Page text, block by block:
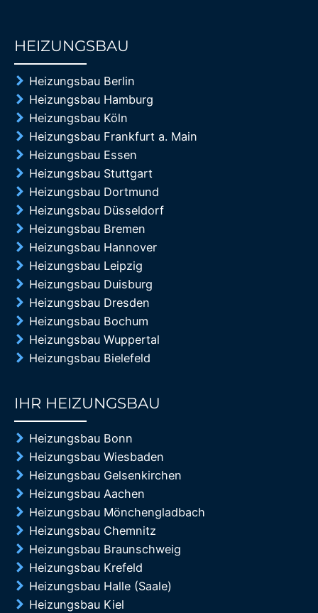
HEIZUNGSBAU
Heizungsbau Berlin
Heizungsbau Hamburg
Heizungsbau Köln
Heizungsbau Frankfurt a. Main
Heizungsbau Essen
Heizungsbau Stuttgart
Heizungsbau Dortmund
Heizungsbau Düsseldorf
Heizungsbau Bremen
Heizungsbau Hannover
Heizungsbau Leipzig
Heizungsbau Duisburg
Heizungsbau Dresden
Heizungsbau Bochum
Heizungsbau Wuppertal
Heizungsbau Bielefeld
IHR HEIZUNGSBAU
Heizungsbau Bonn
Heizungsbau Wiesbaden
Heizungsbau Gelsenkirchen
Heizungsbau Aachen
Heizungsbau Mönchengladbach
Heizungsbau Chemnitz
Heizungsbau Braunschweig
Heizungsbau Krefeld
Heizungsbau Halle (Saale)
Heizungsbau Kiel